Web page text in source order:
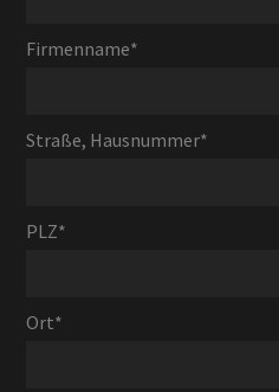
Firmenname*
Straße, Hausnummer*
PLZ*
Ort*